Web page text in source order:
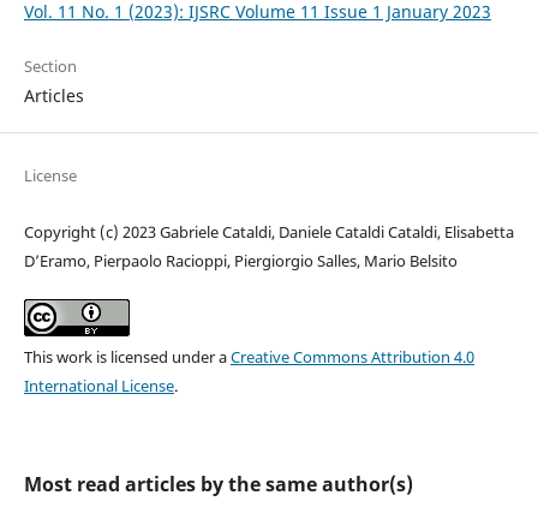
Vol. 11 No. 1 (2023): IJSRC Volume 11 Issue 1 January 2023
Section
Articles
License
Copyright (c) 2023 Gabriele Cataldi, Daniele Cataldi Cataldi, Elisabetta
D’Eramo, Pierpaolo Racioppi, Piergiorgio Salles, Mario Belsito
This work is licensed under aCreative Commons Attribution 4.0
International License.
Most read articles by the same author(s)